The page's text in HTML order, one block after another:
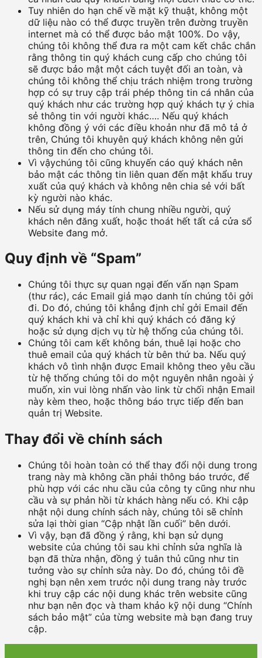
Tuy nhiên do hạn chế về mặt kỹ thuật, không một
dữ liệu nào có thể được truyền trên đường truyền
internet mà có thể được bảo mật 100%. Do vậy,
chúng tôi không thể đưa ra một cam kết chắc chắn
rằng thông tin quý khách cung cấp cho chúng tôi
sẽ được bảo mật một cách tuyệt đối an toàn, và
chúng tôi không thể chịu trách nhiệm trong trường
hợp có sự truy cập trái phép thông tin cá nhân của
quý khách như các trường hợp quý khách tự ý chia
sẻ thông tin với người khác…. Nếu quý khách
không đồng ý với các điều khoản như đã mô tả ở
trên, Chúng tôi khuyên quý khách không nên gửi
thông tin đến cho chúng tôi.
Vì vậychúng tôi cũng khuyến cáo quý khách nên
bảo mật các thông tin liên quan đến mật khẩu truy
xuất của quý khách và không nên chia sẻ với bất
kỳ người nào khác.
Nếu sử dụng máy tính chung nhiều người, quý
khách nên đăng xuất, hoặc thoát hết tất cả cửa sổ
Website đang mở.
Quy định về “Spam”
Chúng tôi thực sự quan ngại đến vấn nạn Spam
(thư rác), các Email giả mạo danh tín chúng tôi gởi
đi. Do đó, chúng tôi khẳng định chỉ gởi Email đến
quý khách khi và chỉ khi quý khách có đăng ký
hoặc sử dụng dịch vụ từ hệ thống của chúng tôi.
Chúng tôi cam kết không bán, thuê lại hoặc cho
thuê email của quý khách từ bên thứ ba. Nếu quý
khách vô tình nhận được Email không theo yêu cầu
từ hệ thống chúng tôi do một nguyên nhân ngoài ý
muốn, xin vui lòng nhấn vào link từ chối nhận Email
này kèm theo, hoặc thông báo trực tiếp đến ban
quản trị Website.
Thay đổi về chính sách
Chúng tôi hoàn toàn có thể thay đổi nội dung trong
trang này mà không cần phải thông báo trước, để
phù hợp với các nhu cầu của công ty cũng như nhu
cầu và sự phản hồi từ khách hàng nếu có. Khi cập
nhật nội dung chính sách này, chúng tôi sẽ chỉnh
sửa lại thời gian “Cập nhật lần cuối” bên dưới.
Vì vậy, bạn đã đồng ý rằng, khi bạn sử dụng
website của chúng tôi sau khi chỉnh sửa nghĩa là
bạn đã thừa nhận, đồng ý tuân thủ cũng như tin
tưởng vào sự chỉnh sửa này. Do đó, chúng tôi đề
nghị bạn nên xem trước nội dung trang này trước
khi truy cập các nội dung khác trên website cũng
như bạn nên đọc và tham khảo kỹ nội dung “Chính
sách bảo mật” của từng website mà bạn đang truy
cập.